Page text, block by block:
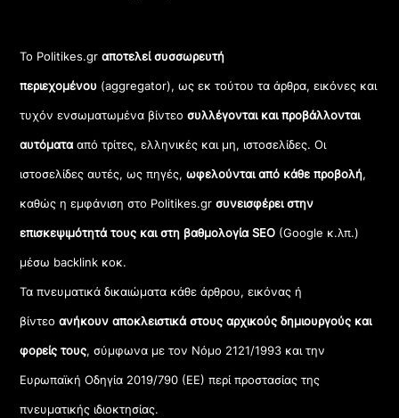
Το Politikes.grαποτελεί συσσωρευτή
περιεχομένου (aggregator), ως εκ τούτου τα άρθρα, εικόνες και
τυχόν ενσωματωμένα βίντεοσυλλέγονται και προβάλλονται
αυτόματααπό τρίτες, ελληνικές και μη, ιστοσελίδες. Οι
ιστοσελίδες αυτές, ως πηγές,ωφελούνται από κάθε προβολή,
καθώς η εμφάνιση στο Politikes.gr συνεισφέρει στην
επισκεψιμότητά τους και στη βαθμολογία SEO (Google κ.λπ.)
μέσω backlink κοκ.
Τα πνευματικά δικαιώματα κάθε άρθρου, εικόνας ή
βίντεοανήκουν αποκλειστικά στους αρχικούς δημιουργούς και
φορείς τους, σύμφωνα με τον Νόμο 2121/1993 και την
Ευρωπαϊκή Οδηγία 2019/790 (ΕΕ) περί προστασίας της
πνευματικής ιδιοκτησίας.